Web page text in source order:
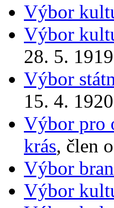
Výbor
Výbor
28. 5. 1919
Výbor
15. 4. 1920
Výbor pro
krás, člen
Výbor
Výbor